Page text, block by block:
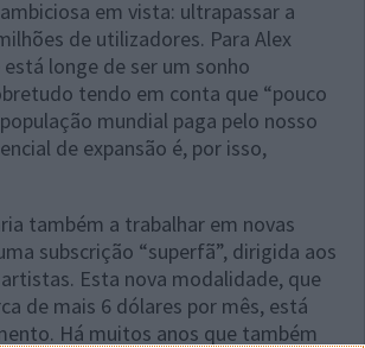
em vista: ultrapassar a
de utilizadores. Para Alex
longe de ser um sonho
tendo em conta que “pouco
mundial paga pelo nosso
de expansão é, por isso,
também a trabalhar em novas
subscrição “superfã”, dirigida aos
Esta nova modalidade, que
de mais 6 dólares por mês, está
Há muitos anos que também